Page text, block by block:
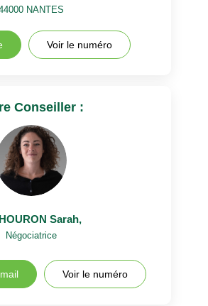
NANTES
Voir le numéro
Conseiller :
Sarah,
Négociatrice
Voir le numéro